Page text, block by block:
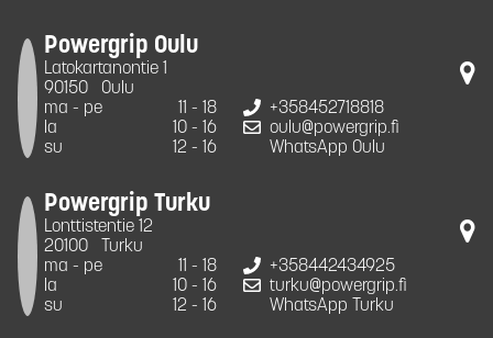
Powergrip Oulu
Latokartanontie 1
90150
Oulu
ma - pe
11 - 18
la
10 - 16
su
12 - 16
+358452718818
oulu@powergrip.fi
WhatsApp Oulu
Powergrip Turku
Lonttistentie 12
20100
Turku
ma - pe
11 - 18
la
10 - 16
su
12 - 16
+358442434925
turku@powergrip.fi
WhatsApp Turku